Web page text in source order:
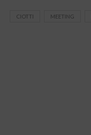
CIOTTI MEETING